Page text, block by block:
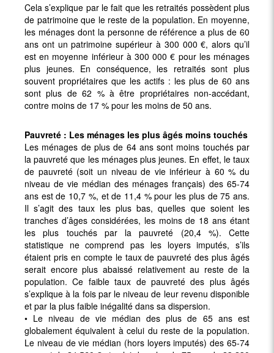
Cela s’explique par le fait que les retraités possèdent plus
de patrimoine que le reste de la population. En moyenne,
les ménages dont la personne de référence a plus de 60
ans ont un patrimoine supérieur à 300 000 €, alors qu’il
est en moyenne inférieur à 300 000 € pour les ménages
plus jeunes. En conséquence, les retraités sont plus
souvent propriétaires que les actifs : les plus de 60 ans
sont plus de 62 % à être propriétaires non-accédant,
contre moins de 17 % pour les moins de 50 ans.
Pauvreté : Les ménages les plus âgés moins touchés
Les ménages de plus de 64 ans sont moins touchés par
la pauvreté que les ménages plus jeunes. En effet, le taux
de pauvreté (soit un niveau de vie inférieur à 60 % du
niveau de vie médian des ménages français) des 65-74
ans est de 10,7 %, et de 11,4 % pour les plus de 75 ans.
Il s’agit des taux les plus bas, quelles que soient les
tranches d’âges considérées, les moins de 18 ans étant
les plus touchés par la pauvreté (20,4 %). Cette
statistique ne comprend pas les loyers imputés, s’ils
étaient pris en compte le taux de pauvreté des plus âgés
serait encore plus abaissé relativement au reste de la
population. Ce faible taux de pauvreté des plus âgés
s’explique à la fois par le niveau de leur revenu disponible
et par la plus faible inégalité dans sa dispersion.
• Le niveau de vie médian des plus de 65 ans est
globalement équivalent à celui du reste de la population.
Le niveau de vie médian (hors loyers imputés) des 65-74